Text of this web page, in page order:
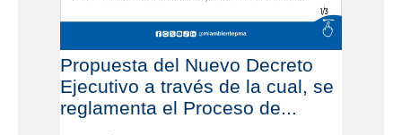
Propuesta del Nuevo Decreto
Ejecutivo a través de la cual, se
reglamenta el Proceso de...